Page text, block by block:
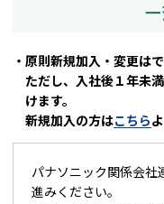
・原則新規加入・変更はで
ただし、入社後１年未
けます。
新規加入の方はこちら
パナソニック関係会
進みください。